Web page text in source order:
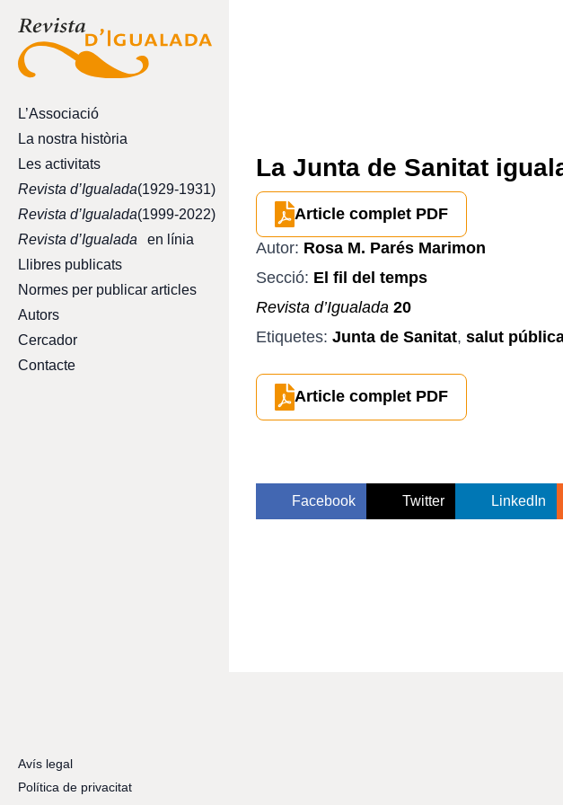
L’Associació
La nostra història
Les activitats
Revista d’Igualada(1929-1931)
Revista d’Igualada(1999-2022)
Revista d’Igualada
en línia
Llibres publicats
Normes per publicar articles
Autors
Cercador
Contacte
La Junta de Sanitat
Article complet PDF
Autor: Rosa M. Parés Marimon
Secció: El fil del temps
Revista d’Igualada 20
Etiquetes: Junta de Sanitat,salut
Article complet PDF
Facebook Twitter LinkedIn
Avís legal
Política de privacitat